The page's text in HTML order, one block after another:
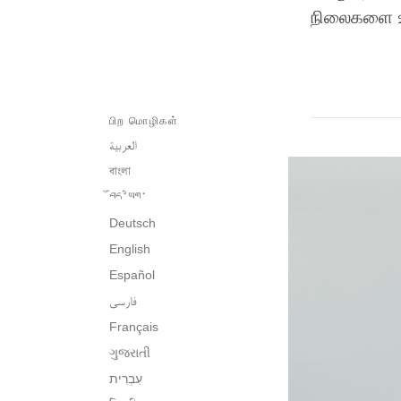
நிலைகளை
பிற மொழிகள்
العربية
বাংলা
བོད་ཡིག་
Deutsch
English
Español
فارسی
Français
ગુજરાતી